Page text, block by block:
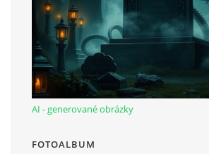
AI - generované obrázky
FOTOALBUM